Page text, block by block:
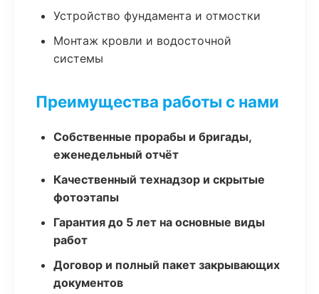
Устройство фундамента и отмостки
Монтаж кровли и водосточной
системы
Преимущества работы с нами
Собственные прорабы и бригады,
еженедельный отчёт
Качественный технадзор и скрытые
фотоэтапы
Гарантия до 5 лет на основные виды
работ
Договор и полный пакет закрывающих
документов